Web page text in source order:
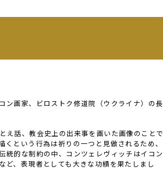
ン画家、ビロストク修道院（ウクライナ）の長
え話、教会史上の出来事を画いた画像のことで
という行為は祈りの一つと見做されるため、
統的な制約の中、コンツェレヴィッチはイコン
ど、表現者としても大きな功績を果たしまし